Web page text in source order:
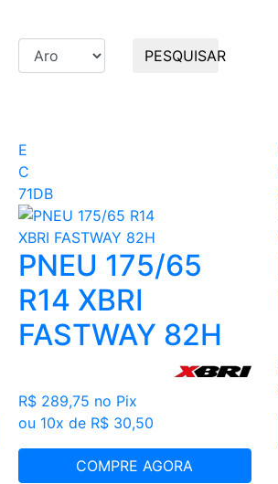
PESQUISAR
E
C
71DB
PNEU 175/65
R14 XBRI
FASTWAY 82H
R$ 289,75 no Pix
ou 10x de R$ 30,50
COMPRE AGORA